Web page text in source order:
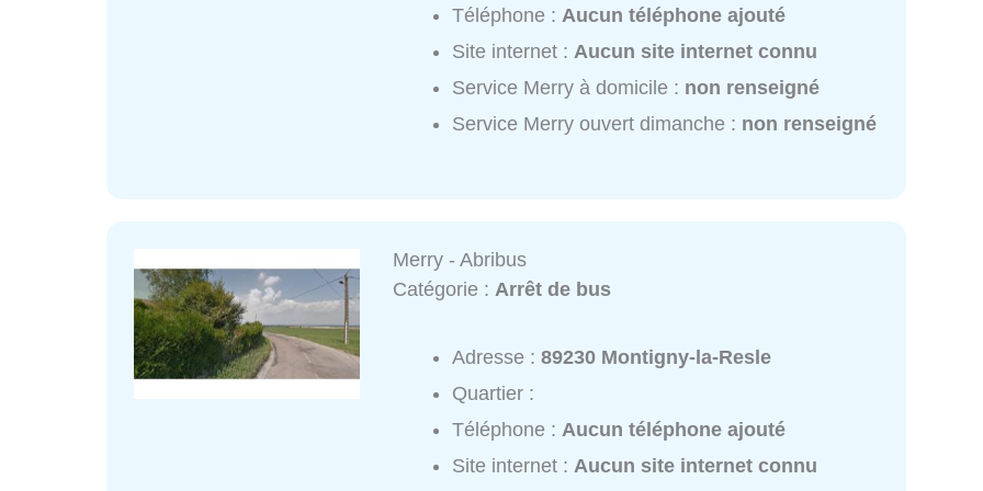
Téléphone : Aucun téléphone ajouté
Site internet : Aucun site internet connu
Service Merry à domicile : non renseigné
Service Merry ouvert dimanche : non renseigné
Merry - Abribus
Catégorie : Arrêt de bus
Adresse :89230 Montigny-la-Resle
Quartier :
Téléphone : Aucun téléphone ajouté
Site internet : Aucun site internet connu